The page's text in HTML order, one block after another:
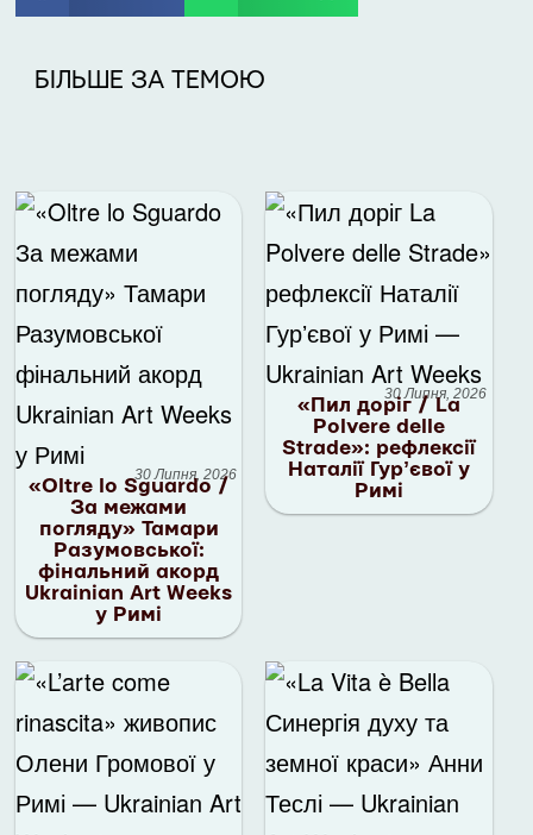
БІЛЬШЕ ЗА ТЕМОЮ
30 Липня, 2026
«Oltre lo Sguardo /
За межами
погляду» Тамари
Разумовської:
фінальний акорд
Ukrainian Art Weeks
у Римі
30 Липня, 2026
«Пил доріг / La
Polvere delle
Strade»: рефлексії
Наталії Гурʼєвої у
Римі